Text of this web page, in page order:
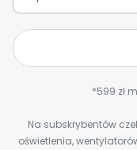
*599 zł
Na subskrybentów
oświetlenia,